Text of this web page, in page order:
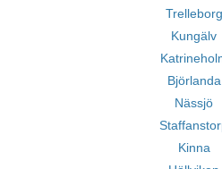
Trelleborg
Kungälv
Björlanda
Nässjö
Kinna